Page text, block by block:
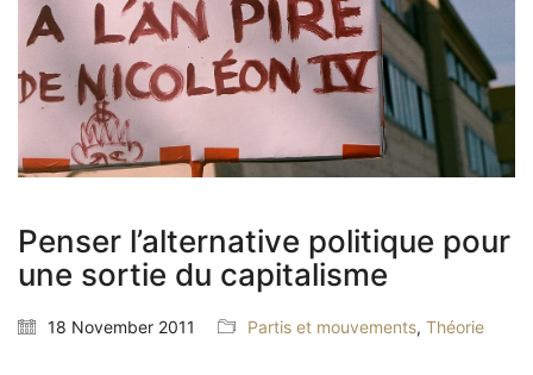
Penser l’alternative politique pour
une sortie du capitalisme
18 November 2011 Partis et mouvements, Théorie